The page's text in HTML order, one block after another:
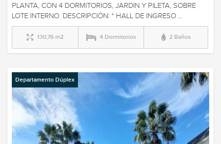
PLANTA, CON 4 DORMITORIOS, JARDIN Y PILETA, SOBRE
LOTE INTERNO. DESCRIPCIÓN: * HALL DE INGRESO ...
130,76 m2 4 Dormitorios 2 Baños
Departamento Dúplex